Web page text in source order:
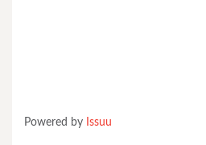
Powered by Issuu